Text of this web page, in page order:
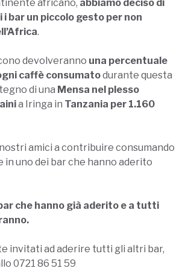
africano, abbiamo deciso di
bar un piccolo gesto per non
.
devolveranno una percentuale
caffè consumatodurante questa
di una Mensa nel plesso
a Iringa in Tanzania per 1.160
amici a contribuire consumando
in uno dei bar che hanno aderito
che hanno già aderito e a tutti
invitati ad aderire tutti gli altri bar,
0721 86 51 59